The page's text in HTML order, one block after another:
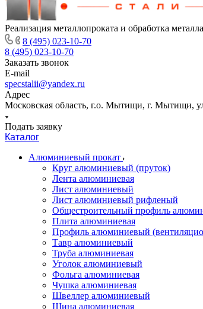
Реализация металлопроката и обработка металла
8 (495) 023-10-70
8 (495) 023-10-70
Заказать звонок
E-mail
specstalii@yandex.ru
Адрес
Московская область, г.о. Мытищи, г. Мытищи,
Подать заявку
Каталог
Алюминиевый прокат
Круг алюминиевый (пруток)
Лента алюминиевая
Лист алюминиевый
Лист алюминиевый рифленый
Общестроительный профиль
Плита алюминиевая
Профиль алюминиевый
Тавр алюминиевый
Труба алюминиевая
Уголок алюминиевый
Фольга алюминиевая
Чушка алюминиевая
Швеллер алюминиевый
Шина алюминиевая